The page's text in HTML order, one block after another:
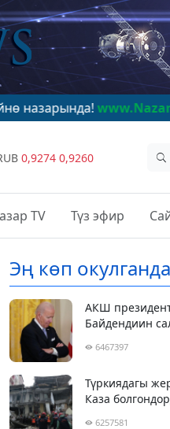
www.NazarNews.kg
0,9274 0,9260
TV Түз эфир
Эң көп
АКШ
Байдендиин
6467397
Түркиядагы
Каза
6257581